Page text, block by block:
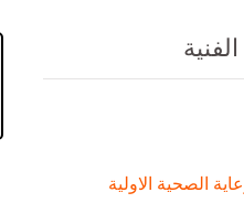
الصحية الاولية